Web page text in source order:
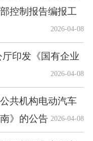
控制报告编报工
2026-04-08
印发《国有企业
2026-04-08
共机构电动汽车
》的公告 2026-04-08